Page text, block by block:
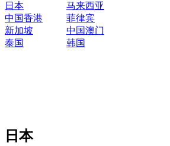
日本
马来西亚
中国香港
菲律宾
新加坡
中国澳门
泰国
韩国
日本